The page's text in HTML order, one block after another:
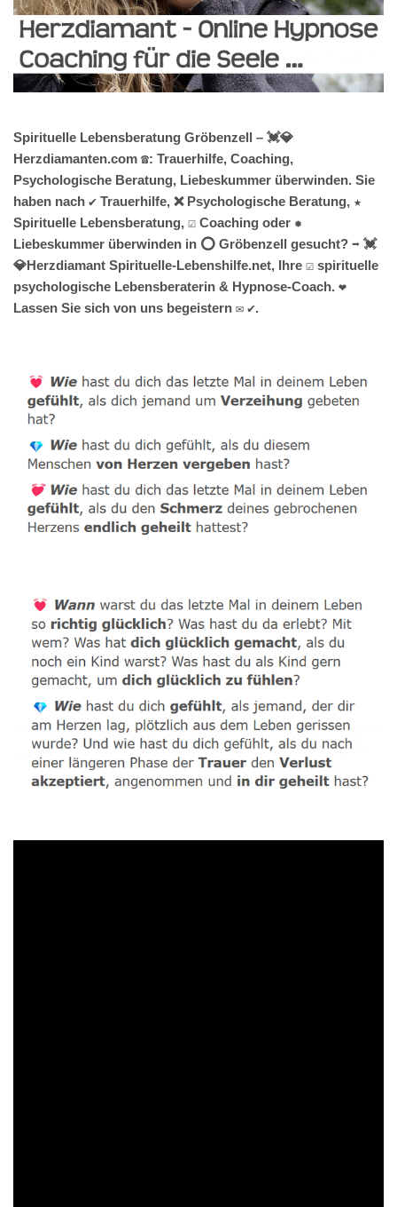
Spirituelle Lebensberatung Gröbenzell – 💓️💎
Herzdiamanten.com ☎️: Trauerhilfe, Coaching,
Psychologische Beratung, Liebeskummer überwinden. Sie
haben nach ✔️ Trauerhilfe, ❌ Psychologische Beratung, ★
Spirituelle Lebensberatung, ☑️ Coaching oder ✹
Liebeskummer überwinden in ⭕ Gröbenzell gesucht? ➡️ 💓️
💎Herzdiamant Spirituelle-Lebenshilfe.net, Ihre ☑️ spirituelle
psychologische Lebensberaterin & Hypnose-Coach. ❤
Lassen Sie sich von uns begeistern ✉ ✔.